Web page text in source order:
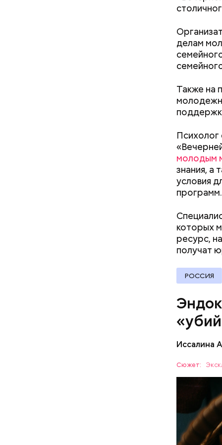
делам
Также на
Психолог
молодым
знания, а
условия
программ.
которых
ресурс,
получат
РОССИЯ
Иссалина
Сюжет:
Кроме
они
При
Бычков:
нельзя
не
в
делать